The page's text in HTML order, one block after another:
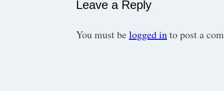
Leave a Reply
You must belogged into post a